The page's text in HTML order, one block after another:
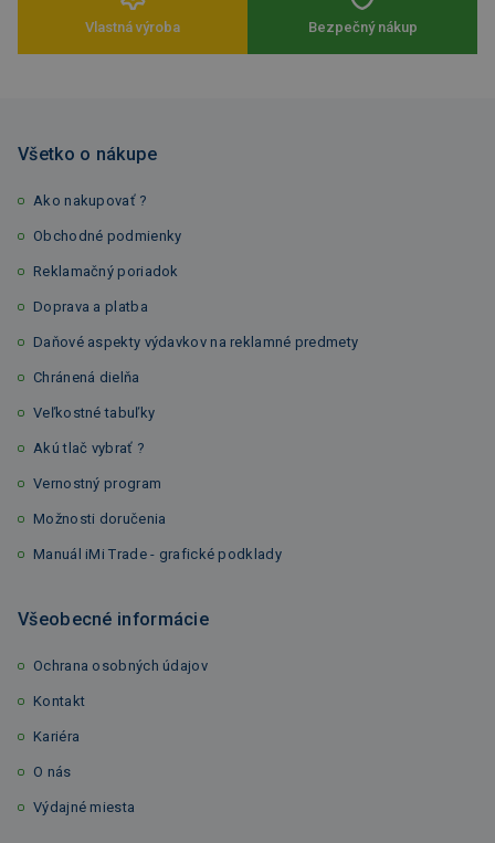
Vlastná výroba Bezpečný nákup
Všetko o nákupe
Ako nakupovať ?
Obchodné podmienky
Reklamačný poriadok
Doprava a platba
Daňové aspekty výdavkov na reklamné predmety
Chránená dielňa
Veľkostné tabuľky
Akú tlač vybrať ?
Vernostný program
Možnosti doručenia
Manuál iMi Trade - grafické podklady
Všeobecné informácie
Ochrana osobných údajov
Kontakt
Kariéra
O nás
Výdajné miesta